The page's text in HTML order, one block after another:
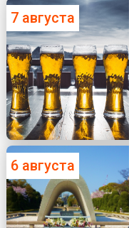
7 августа
6 августа